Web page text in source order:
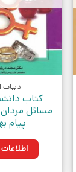
ادبیات
کتاب
مسائل
پیام